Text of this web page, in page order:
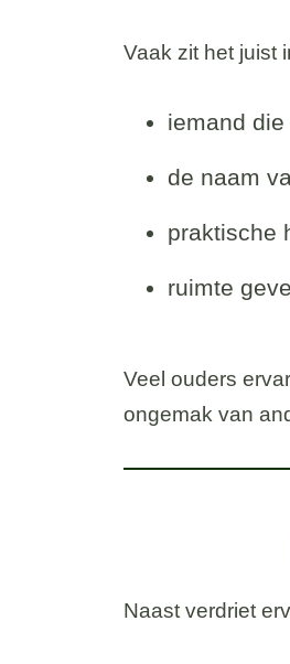
Vaak zit het juist
iemand
de naam
praktische
ruimte
Veel ouders
ongemak van
Naast verdriet